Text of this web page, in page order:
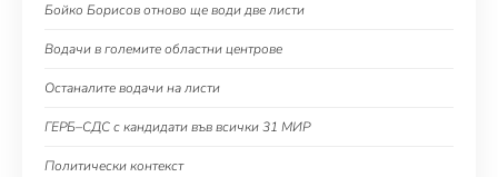
Бойко Борисов отново ще води две листи
Водачи в големите областни центрове
Останалите водачи на листи
ГЕРБ–СДС с кандидати във всички 31 МИР
Политически контекст